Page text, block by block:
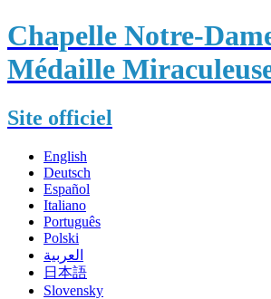
Chapelle Notre-
Médaille
Site officiel
English
Deutsch
Español
Italiano
Português
Polski
العربية
日本語
Slovensky